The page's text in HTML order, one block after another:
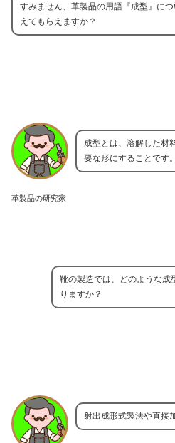
すみません、革製品の用語『成型』に
えてもらえますか？
革製品の研究家
成型とは、溶解した材
要な形にすることです。
靴の製造では、どのような成
りますか？
射出成形式製法や直接